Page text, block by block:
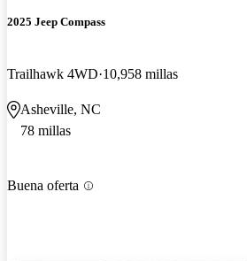
2025 Jeep Compass
Trailhawk 4WD 10,958 millas
Asheville, NC
78 millas
Buena oferta